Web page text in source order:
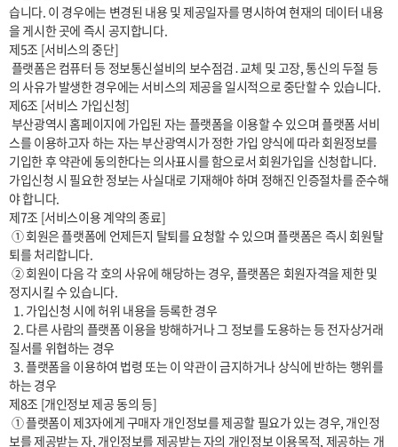
습니다. 이 경우에는 변경된 내용 및 제공일자를 명시하여 현재의 데이터 내용
을 게시한 곳에 즉시 공지합니다.
제5조 [서비스의 중단]
의 사유가 발생한 경우에는 서비스의 제공을 일시적으로 중단할 수 있습니다.
제6조 [서비스 가입신청]
스를 이용하고자 하는 자는 부산광역시가 정한 가입 양식에 따라 회원정보를
기입한 후 약관에 동의한다는 의사표시를 함으로서 회원가입을 신청합니다.
가입신청 시 필요한 정보는 사실대로 기재해야 하며 정해진 인증절차를 준수해
야 합니다.
제7조 [서비스이용 계약의 종료]
퇴를 처리합니다.
정지시킬 수 있습니다.
  2. 다른 사람의 플랫폼 이용을 방해하거나 그 정보를 도용하는 등 전자상거래
질서를 위협하는 경우
  3. 플랫폼을 이용하여 법령 또는 이 약관이 금지하거나 상식에 반하는 행위를
하는 경우
제8조 [개인정보 제공 동의 등]
보를 제공받는 자, 개인정보를 제공받는 자의 개인정보 이용목적, 제공하는 개